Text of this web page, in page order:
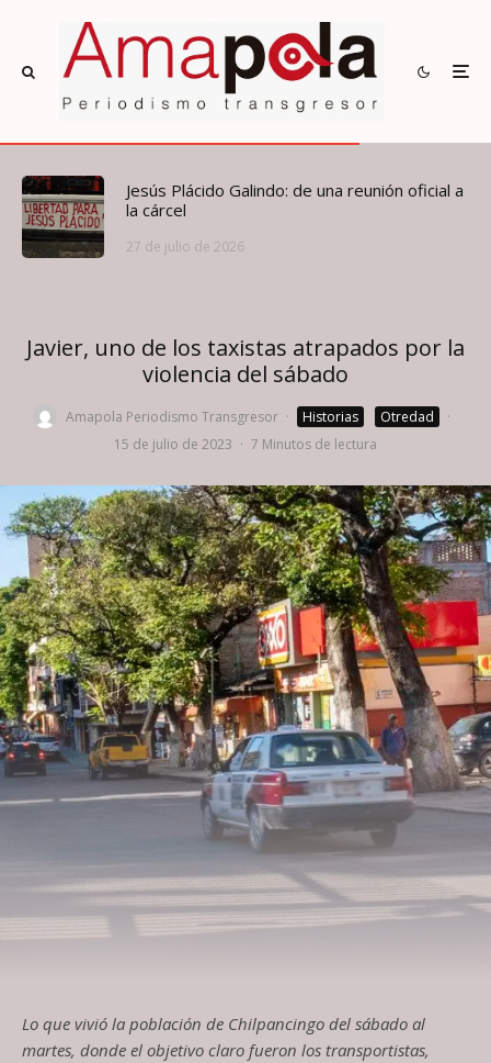
Jesús Plácido Galindo: de una reunión oficial a
la cárcel
27 de julio de 2026
Javier, uno de los taxistas atrapados por la
violencia del sábado
Amapola Periodismo Transgresor · Historias Otredad
·
15 de julio de 2023 · 7 Minutos de lectura
Lo que vivió la población de Chilpancingo del sábado al
martes, donde el objetivo claro fueron los transportistas,